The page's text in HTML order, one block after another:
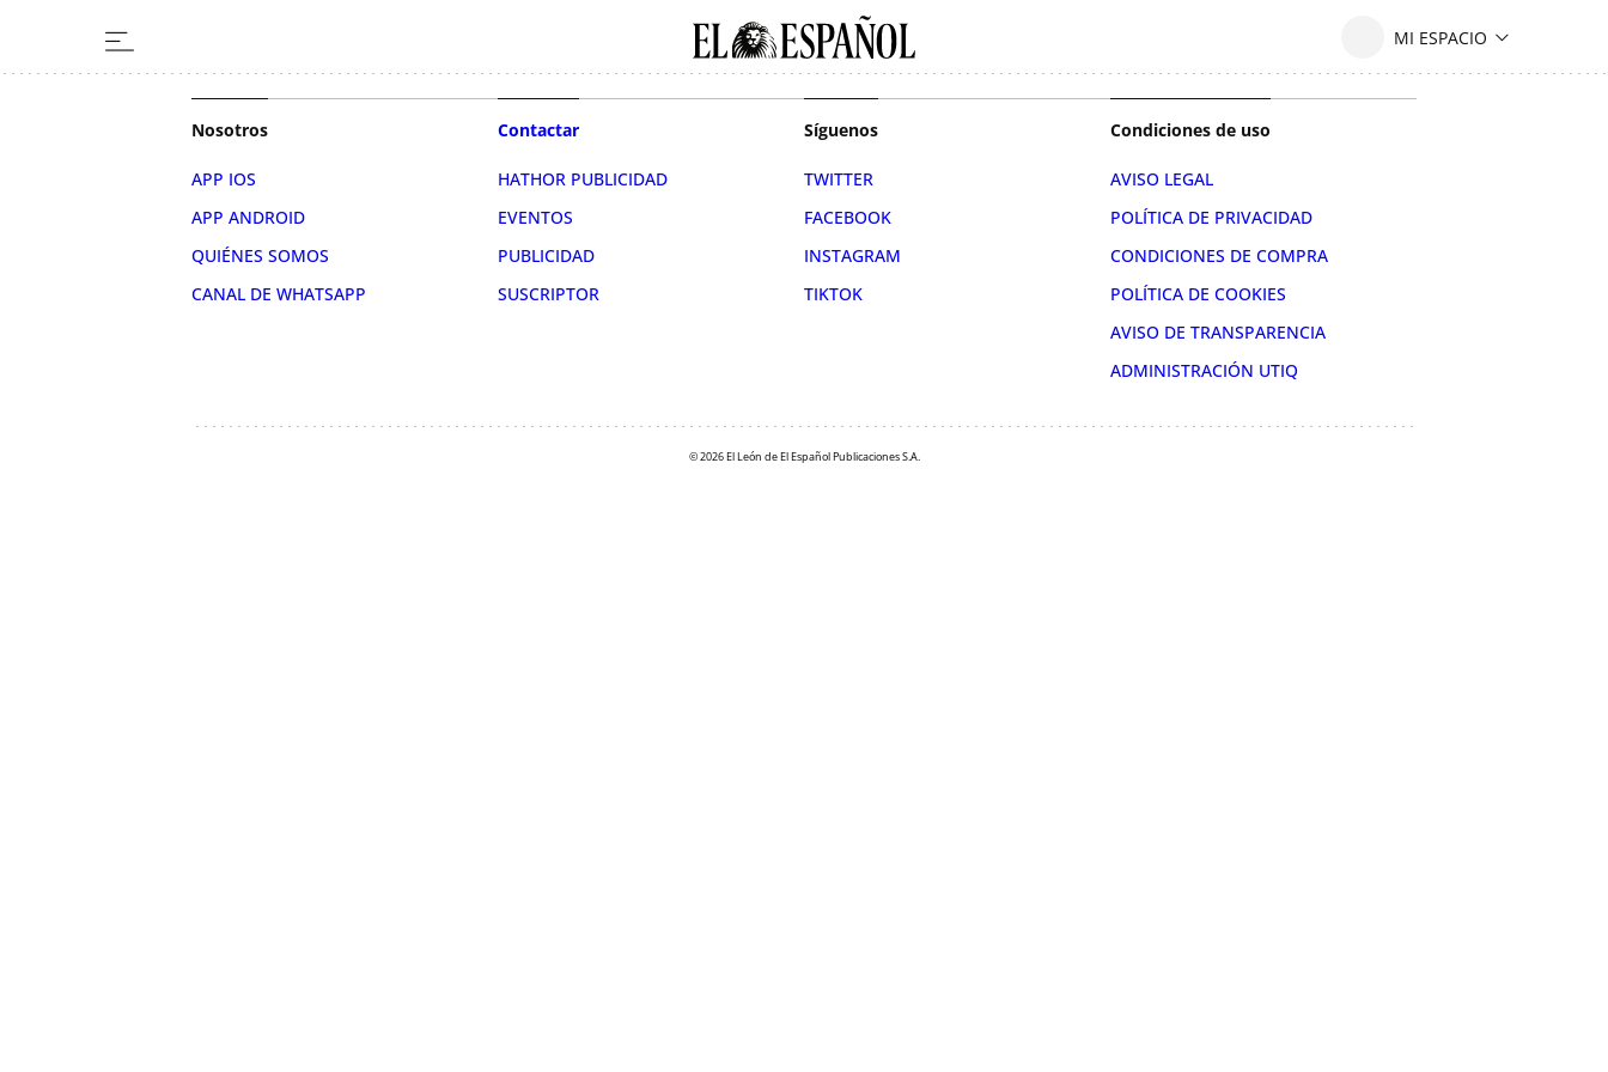
Nosotros
APP IOS
APP ANDROID
QUIÉNES SOMOS
CANAL DE WHATSAPP
Contactar
HATHOR PUBLICIDAD
EVENTOS
PUBLICIDAD
SUSCRIPTOR
Síguenos
TWITTER
FACEBOOK
INSTAGRAM
TIKTOK
Condiciones de uso
AVISO LEGAL
POLÍTICA DE PRIVACIDAD
CONDICIONES DE COMPRA
POLÍTICA DE COOKIES
AVISO DE TRANSPARENCIA
ADMINISTRACIÓN UTIQ
© 2026 El León de El Español Publicaciones S.A.